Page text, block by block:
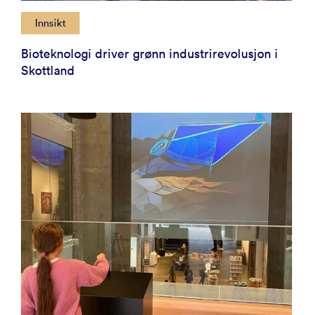
Innsikt
Bioteknologi driver grønn industrirevolusjon i
Skottland